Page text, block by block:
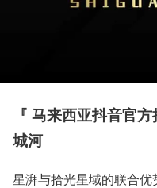
『 马来西亚抖音官
城河
星湃与拾光星域的联合优